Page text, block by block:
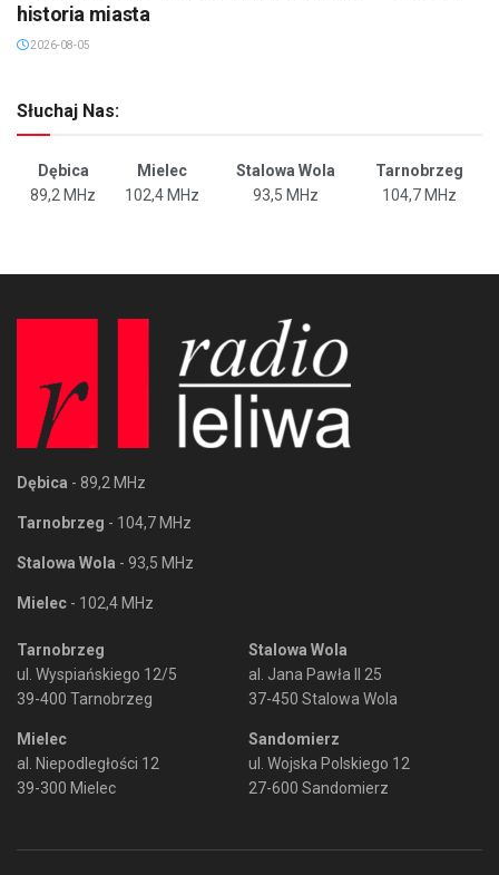
historia miasta
2026-08-05
Słuchaj Nas:
Dębica Mielec Stalowa Wola
Tarnobrzeg
89,2 MHz
102,4 MHz 93,5 MHz 104,7 MHz
Dębica - 89,2 MHz
Tarnobrzeg - 104,7 MHz
Stalowa Wola - 93,5 MHz
Mielec - 102,4 MHz
Tarnobrzeg
ul. Wyspiańskiego 12/5
39-400 Tarnobrzeg
Mielec
al. Niepodległości 12
39-300 Mielec
Stalowa Wola
al. Jana Pawła II 25
37-450 Stalowa Wola
Sandomierz
ul. Wojska Polskiego 12
27-600 Sandomierz